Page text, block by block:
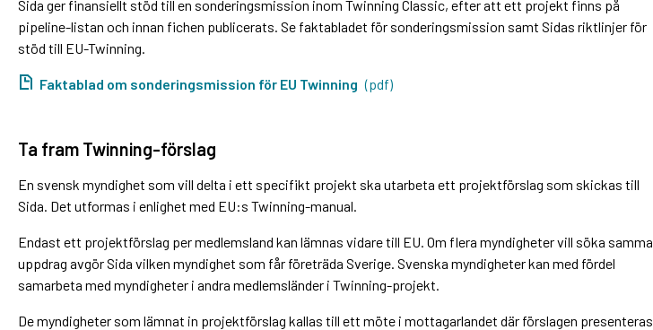
Sida ger finansiellt stöd till en sonderingsmission inom Twinning Classic, efter att ett projekt finns på
pipeline-listan och innan fichen publicerats. Se faktabladet för sonderingsmission samt Sidas riktlinjer för
stöd till EU-Twinning.
Faktablad om sonderingsmission för EU Twinning (pdf)
Ta fram Twinning-förslag
En svensk myndighet som vill delta i ett specifikt projekt ska utarbeta ett projektförslag som skickas till
Sida. Det utformas i enlighet med EU:s Twinning-manual.
Endast ett projektförslag per medlemsland kan lämnas vidare till EU. Om flera myndigheter vill söka samma
uppdrag avgör Sida vilken myndighet som får företräda Sverige. Svenska myndigheter kan med fördel
samarbeta med myndigheter i andra medlemsländer i Twinning-projekt.
De myndigheter som lämnat in projektförslag kallas till ett möte i mottagarlandet där förslagen presenteras